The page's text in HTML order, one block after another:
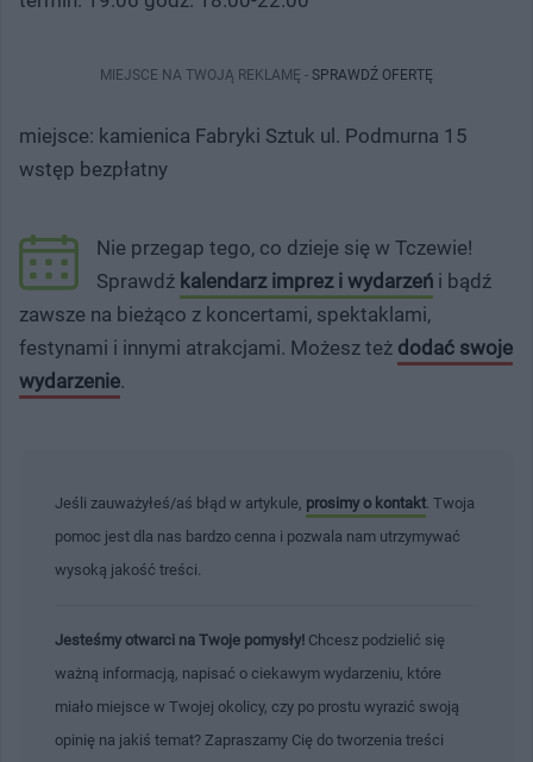
MIEJSCE NA TWOJĄ REKLAMĘ - SPRAWDŹ OFERTĘ
miejsce: kamienica Fabryki Sztuk ul. Podmurna 15
wstęp bezpłatny
Nie przegap tego, co dzieje się w Tczewie!
Sprawdź kalendarz imprez i wydarzeń i bądź
zawsze na bieżąco z koncertami, spektaklami,
festynami i innymi atrakcjami. Możesz też dodać swoje
wydarzenie.
Jeśli zauważyłeś/aś błąd w artykule, prosimy o kontakt . Twoja
pomoc jest dla nas bardzo cenna i pozwala nam utrzymywać
wysoką jakość treści.
Jesteśmy otwarci na Twoje pomysły! Chcesz podzielić się
ważną informacją, napisać o ciekawym wydarzeniu, które
miało miejsce w Twojej okolicy, czy po prostu wyrazić swoją
opinię na jakiś temat? Zapraszamy Cię do tworzenia treści